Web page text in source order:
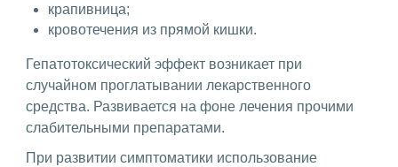
крапивница;
кровотечения из прямой кишки.
Гепатотоксический эффект возникает при
случайном проглатывании лекарственного
средства. Развивается на фоне лечения прочими
слабительными препаратами.
При развитии симптоматики использование